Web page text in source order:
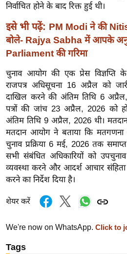
यं
ग
इं
डि
या
सा
हि
त्य
ज
ग
त
ऑ
टो
व
न्यू
ब्री
फ
निर्वाचित होने के बाद रिक्त हुई थी।
इसे भी पढ़ें: PM Modi ने की
बोले- Rajya Sabha में आपके
Parliament की गरिमा
चुनाव आयोग की एक प्रेस विज्ञप्ति
राजपत्र अधिसूचना 16 अप्रैल को
दाखिल करने की अंतिम तिथि 6
पत्रों की जांच 23 अप्रैल, 2026 को
अंतिम तिथि 9 अप्रैल, 2026 थी।
मतदान आयोग ने बताया कि
चुनाव प्रक्रिया 6 मई, 2026 तक
सभी संबंधित अधिकारियों को
व्यवस्था करने और आदर्श आचार संहिता
करने का निर्देश दिया है।
शेयर करें
We're now on WhatsApp. Click to
Tags